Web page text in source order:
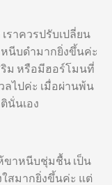
ราควรปรับเปลี่ยน
นีบดำมากยิ่งขึ้นค่ะ
ม หรือมีฮอร์โมนที่
ลไปค่ะ เมื่อผ่านพ้น
นั่นเอง
ขาหนีบชุ่มชื้น เป็น
สมากยิ่งขึ้นค่ะ แต่